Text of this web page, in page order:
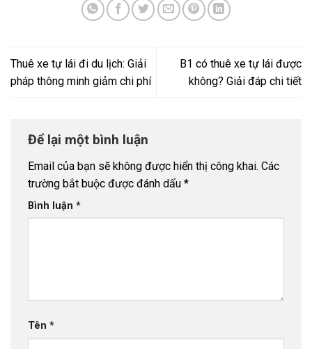
Thuê xe tự lái đi du lịch: Giải
pháp thông minh giảm chi phí
B1 có thuê xe tự lái được
không? Giải đáp chi tiết
Để lại một bình luận
Email của bạn sẽ không được hiển thị công khai. Các
trường bắt buộc được đánh dấu *
Bình luận *
Tên *